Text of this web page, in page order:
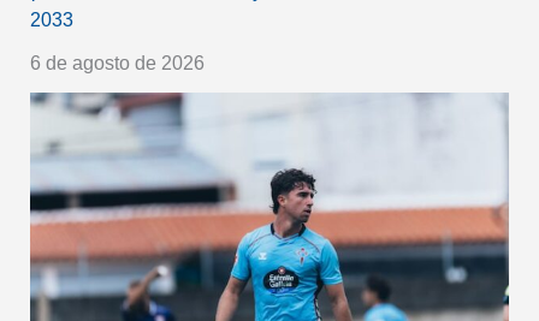
2033
6 de agosto de 2026